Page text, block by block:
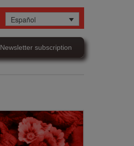
Español
Newsletter subscription